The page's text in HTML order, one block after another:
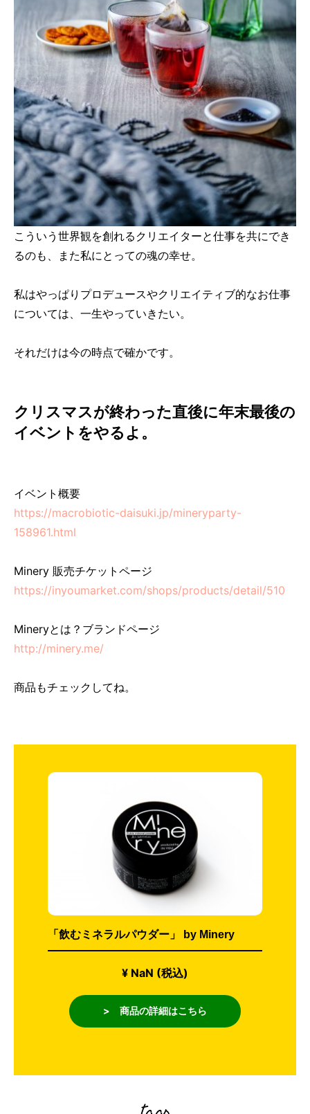
こういう世界観を創れるクリエイターと仕事を共にでき
るのも、また私にとっての魂の幸せ。
私はやっぱりプロデュースやクリエイティブ的なお仕事
については、一生やっていきたい。
それだけは今の時点で確かです。
クリスマスが終わった直後に年末最後の
イベントをやるよ。
イベント概要
https://macrobiotic-daisuki.jp/mineryparty-
158961.html
Minery 販売チケットページ
https://inyoumarket.com/shops/products/detail/510
Mineryとは？ブランドページ
http://minery.me/
商品もチェックしてね。
「飲むミネラルパウダー」 by Minery
¥ NaN (税込)
> 商品の詳細はこちら